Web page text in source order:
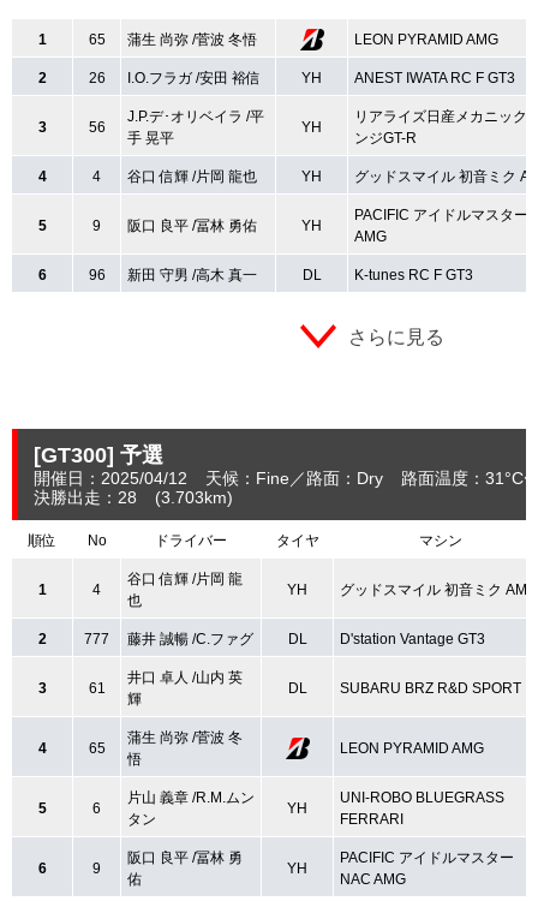
1 65 蒲生 尚弥 /菅波 冬悟 LEON PYRAMID AMG
2 26 I.O.フラガ /安田 裕信 YH ANEST IWATA RC F GT3
3 56
J.P.デ･オリベイラ /平
手 晃平
YH
リアライズ日産メカニック
ンジGT-R
4 4 谷口 信輝 /片岡 龍也 YH グッドスマイル 初音ミク
5 9 阪口 良平 /冨林 勇佑 YH
PACIFIC アイドルマスター
AMG
6 96 新田 守男 /高木 真一 DL K-tunes RC F GT3
さらに見る
[GT300] 予選
開催日：2025/04/12 天候：Fine 路面：Dry
路面温度：31°C
決勝出走：28
(3.703km)
順位 No ドライバー タイヤ マシン
1 4
谷口 信輝 /片岡 龍
也
YH グッドスマイル 初音ミク AMG
2 777 藤井 誠暢 /C.ファグ DL D'station Vantage GT3
3 61
井口 卓人 /山内 英
輝
DL SUBARU BRZ R&D SPORT
4 65
蒲生 尚弥 /菅波 冬
悟
LEON PYRAMID AMG
5 6
片山 義章 /R.M.ムン
タン
YH
UNI-ROBO BLUEGRASS
FERRARI
6 9
阪口 良平 /冨林 勇
佑
YH
PACIFIC アイドルマスター
NAC AMG